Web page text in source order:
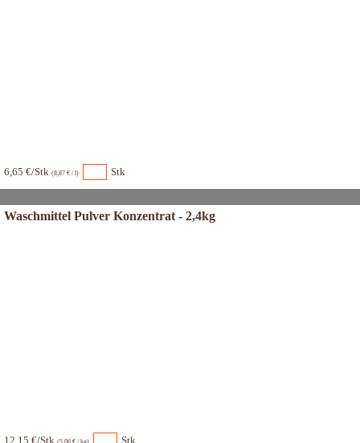
6,65 €/Stk (8,87 € / l) Stk
Waschmittel Pulver Konzentrat - 2,4kg
12,15 €/Stk Stk